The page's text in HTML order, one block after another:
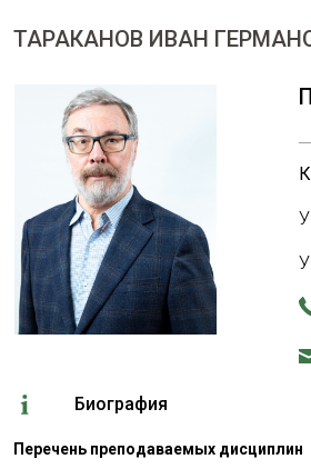
ТАРАКАНОВ ИВАН
Биография
Перечень преподаваемых дисциплин